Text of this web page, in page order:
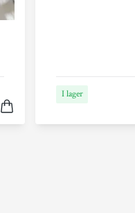
I lager